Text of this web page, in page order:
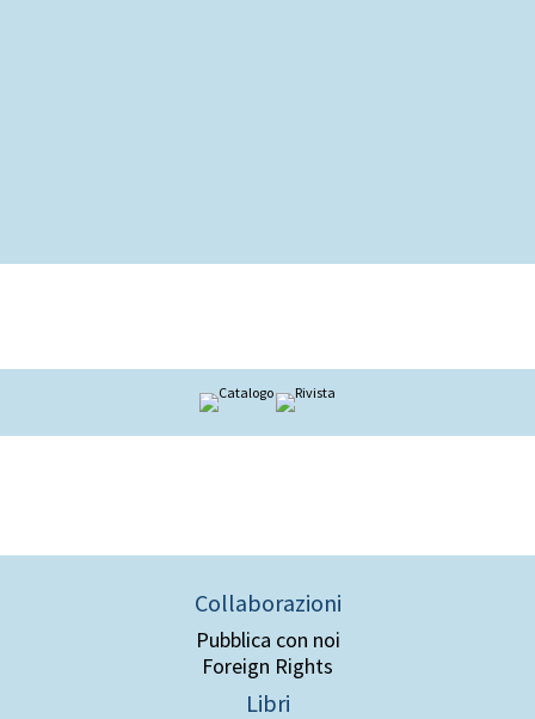
Collaborazioni
Pubblica con noi
Foreign Rights
Libri